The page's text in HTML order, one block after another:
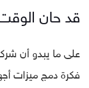
قد حان
على ما يبدو أن
فكرة دمج ميزات